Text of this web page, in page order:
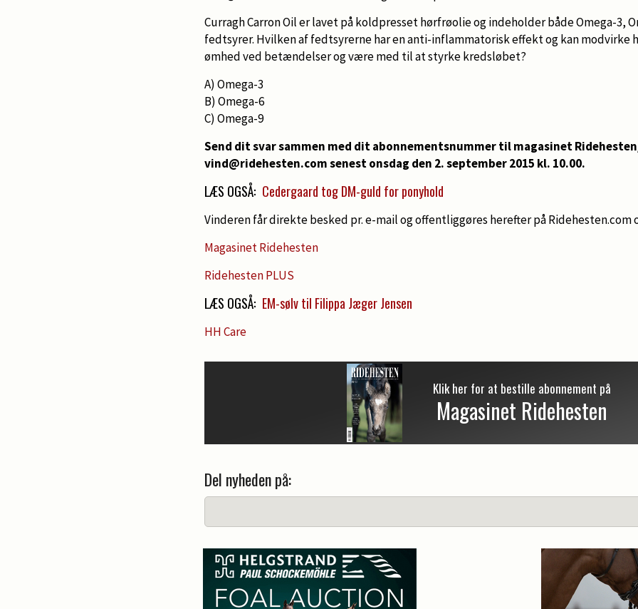
Curragh Carron Oil er lavet på koldpresset hørfrøolie og indeholder både Omega-3,
fedtsyrer. Hvilken af fedtsyrerne har en anti-inflammatorisk effekt og kan modvirke
ømhed ved betændelser og være med til at styrke kredsløbet?
A) Omega-3
B) Omega-6
C) Omega-9
Send dit svar sammen med dit abonnementsnummer til magasinet
vind@ridehesten.com senest onsdag den 2. september 2015 kl. 10.00.
LÆS OGSÅ: Cedergaard tog DM-guld for ponyhold
Vinderen får direkte besked pr. e-mail og offentliggøres herefter på Ridehesten.com
Magasinet Ridehesten
Ridehesten PLUS
LÆS OGSÅ: EM-sølv til Filippa Jæger Jensen
HH Care
Klik her for at bestille abonnement på
Magasinet Ridehesten
Del nyheden på: